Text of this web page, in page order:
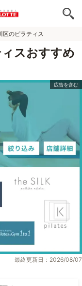
区のピラティス
スおすすめ
最終更新日：2026/08/07